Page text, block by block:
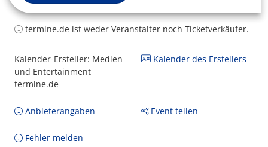
termine.de ist weder Veranstalter noch Ticketverkäufer.
Kalender-Ersteller: Medien
und Entertainment
termine.de
Kalender des Erstellers
Anbieterangaben Event teilen
Fehler melden